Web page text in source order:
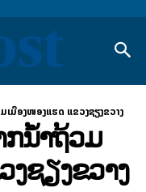
ມືອງໜອງແຮດ ແຂວງຊຽງຂວາງ
ກນໍ້າຖ້ວມ
ຊຽງຂວາງ